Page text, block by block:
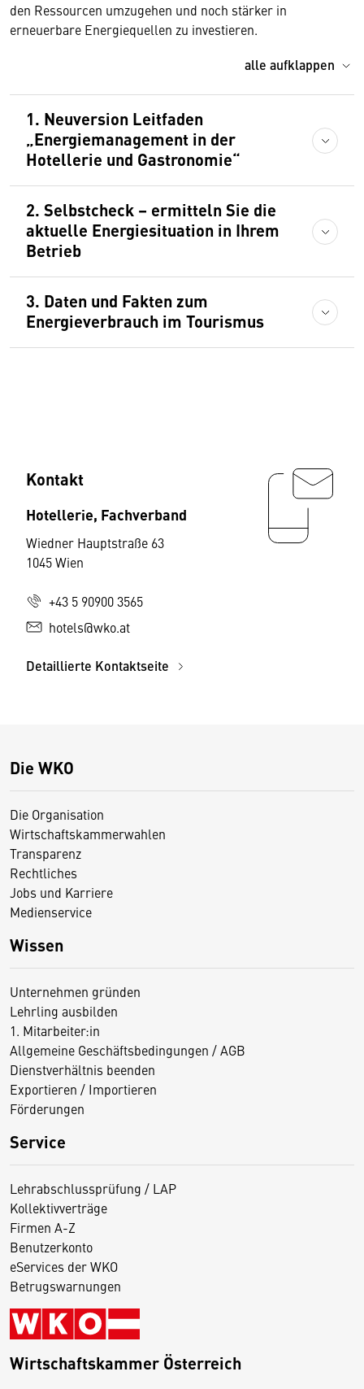
den Ressourcen umzugehen und noch stärker in
erneuerbare Energiequellen zu investieren.
alle aufklappen
1. Neuversion Leitfaden
„Energiemanagement in der
Hotellerie und Gastronomie“
2. Selbstcheck – ermitteln Sie die
aktuelle Energiesituation in Ihrem
Betrieb
3. Daten und Fakten zum
Energieverbrauch im Tourismus
Kontakt
Hotellerie, Fachverband
Wiedner Hauptstraße 63
1045 Wien
+43 5 90900 3565
hotels@wko.at
Detaillierte Kontaktseite
Die WKO
Die Organisation
Wirtschaftskammerwahlen
Transparenz
Rechtliches
Jobs und Karriere
Medienservice
Wissen
Unternehmen gründen
Lehrling ausbilden
1. Mitarbeiter:in
Allgemeine Geschäftsbedingungen / AGB
Dienstverhältnis beenden
Exportieren / Importieren
Förderungen
Service
Lehrabschlussprüfung / LAP
Kollektivverträge
Firmen A-Z
Benutzerkonto
eServices der WKO
Betrugswarnungen
Wirtschaftskammer Österreich